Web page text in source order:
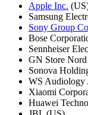
Apple Inc.
Samsung
Sony Group
Bose
Sennheiser
GN Store
Sonova
WS Audiology
Xiaomi
Huawei